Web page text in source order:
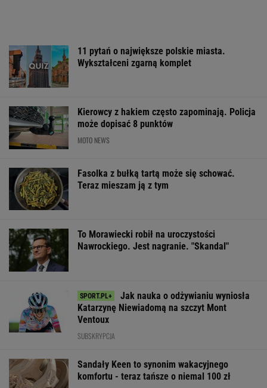
11 pytań o największe polskie miasta.
Wykształceni zgarną komplet
Kierowcy z hakiem często zapominają. Policja
może dopisać 8 punktów
MOTO NEWS
Fasolka z bułką tartą może się schować.
Teraz mieszam ją z tym
To Morawiecki robił na uroczystości
Nawrockiego. Jest nagranie. "Skandal"
Jak nauka o odżywianiu wyniosła
Katarzynę Niewiadomą na szczyt Mont
Ventoux
SUBSKRYPCJA
Sandały Keen to synonim wakacyjnego
komfortu - teraz tańsze o niemal 100 zł